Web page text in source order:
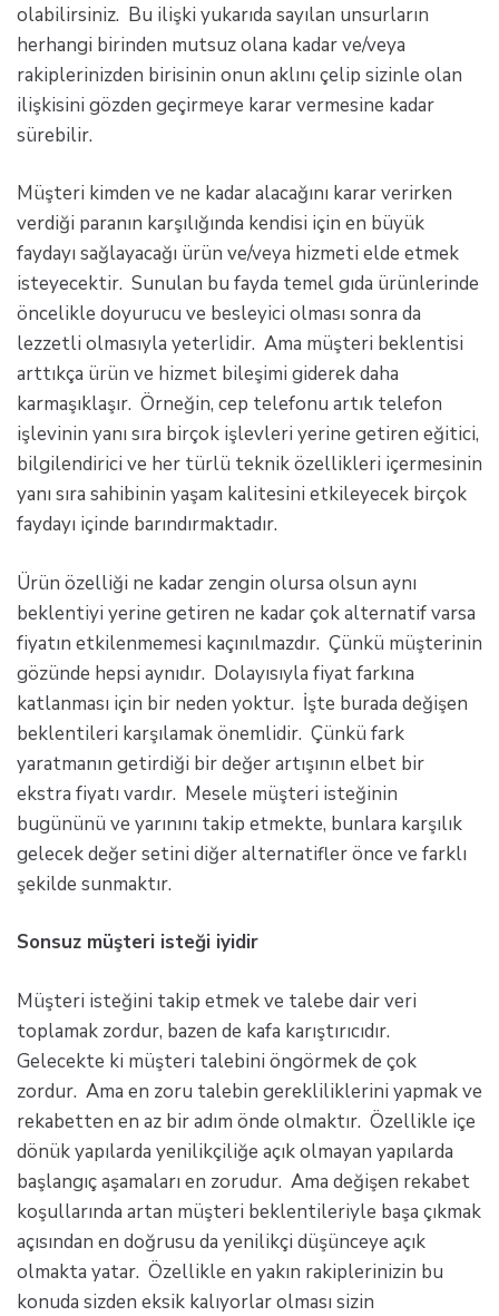
olabilirsiniz. Bu ilişki yukarıda sayılan unsurların
herhangi birinden mutsuz olana kadar ve/veya
rakiplerinizden birisinin onun aklını çelip sizinle olan
ilişkisini gözden geçirmeye karar vermesine kadar
sürebilir.
Müşteri kimden ve ne kadar alacağını karar verirken
verdiği paranın karşılığında kendisi için en büyük
faydayı sağlayacağı ürün ve/veya hizmeti elde etmek
isteyecektir. Sunulan bu fayda temel gıda ürünlerinde
öncelikle doyurucu ve besleyici olması sonra da
lezzetli olmasıyla yeterlidir. Ama müşteri beklentisi
arttıkça ürün ve hizmet bileşimi giderek daha
karmaşıklaşır. Örneğin, cep telefonu artık telefon
işlevinin yanı sıra birçok işlevleri yerine getiren eğitici,
bilgilendirici ve her türlü teknik özellikleri içermesinin
yanı sıra sahibinin yaşam kalitesini etkileyecek birçok
faydayı içinde barındırmaktadır.
Ürün özelliği ne kadar zengin olursa olsun aynı
beklentiyi yerine getiren ne kadar çok alternatif varsa
fiyatın etkilenmemesi kaçınılmazdır. Çünkü müşterinin
gözünde hepsi aynıdır. Dolayısıyla fiyat farkına
katlanması için bir neden yoktur. İşte burada değişen
beklentileri karşılamak önemlidir. Çünkü fark
yaratmanın getirdiği bir değer artışının elbet bir
ekstra fiyatı vardır. Mesele müşteri isteğinin
bugününü ve yarınını takip etmekte, bunlara karşılık
gelecek değer setini diğer alternatifler önce ve farklı
şekilde sunmaktır.
Sonsuz müşteri isteği iyidir
Müşteri isteğini takip etmek ve talebe dair veri
toplamak zordur, bazen de kafa karıştırıcıdır.
Gelecekte ki müşteri talebini öngörmek de çok
zordur. Ama en zoru talebin gerekliliklerini yapmak ve
rekabetten en az bir adım önde olmaktır. Özellikle içe
dönük yapılarda yenilikçiliğe açık olmayan yapılarda
başlangıç aşamaları en zorudur. Ama değişen rekabet
koşullarında artan müşteri beklentileriyle başa çıkmak
açısından en doğrusu da yenilikçi düşünceye açık
olmakta yatar. Özellikle en yakın rakiplerinizin bu
konuda sizden eksik kalıyorlar olması sizin